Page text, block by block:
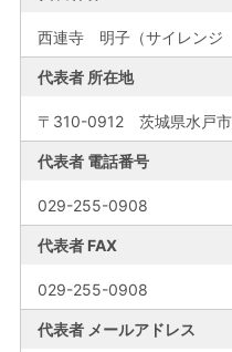
西連寺 明子（サイレンジ
代表者 所在地
〒310-0912 茨城県水戸
代表者 電話番号
029-255-0908
代表者 FAX
029-255-0908
代表者 メールアドレス